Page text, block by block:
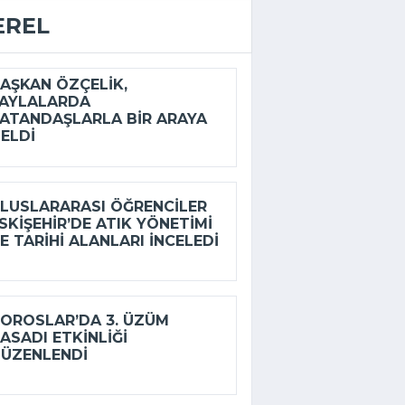
ÖZÇELIK,
BIR ARAYA
ÖĞRENCILER
ATIK YÖNETIMI
TARIHI ALANLARI INCELEDI
3. ÜZÜM
ETKINLIĞI